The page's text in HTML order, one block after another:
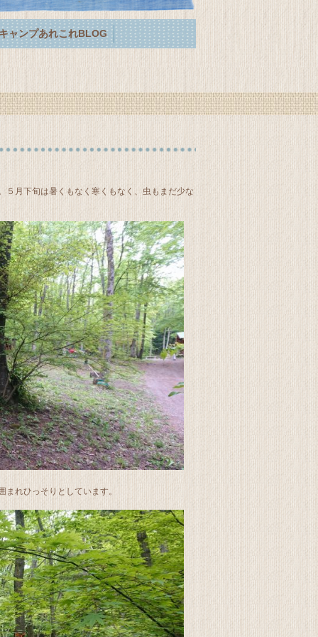
ャンプあれこれBLOG
５月下旬は暑くもなく寒くもなく、虫もまだ少な
れひっそりとしています。